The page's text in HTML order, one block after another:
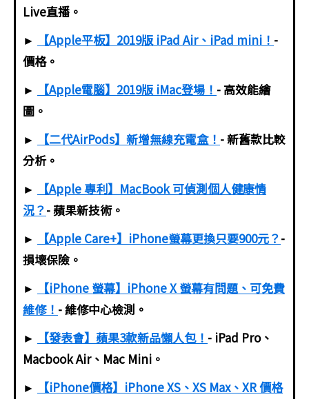
Live直播。
►
【Apple平板】2019版 iPad Air、iPad mini！ -
價格。
►
【Apple電腦】2019版 iMac登場！ - 高效能繪
圖。
►
【二代AirPods】新增無線充電盒！ - 新舊款比較
分析。
►
【Apple 專利】MacBook 可偵測個人健康情
況？- 蘋果新技術。
►
【Apple Care+】iPhone螢幕更換只要900元？-
損壞保險。
►
【iPhone 螢幕】iPhone X 螢幕有問題、可免費
維修！ - 維修中心檢測。
►
【發表會】蘋果3款新品懶人包！ - iPad Pro、
Macbook Air、Mac Mini。
►
【iPhone價格】iPhone XS、XS Max、XR 價格